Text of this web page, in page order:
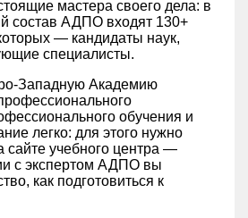
мастера своего дела: в
состав АДПО входят 130+
— кандидаты наук,
специалисты.
Западную Академию
обучения и
легко: для этого нужно
сайте учебного центра —
с экспертом АДПО вы
как подготовиться к